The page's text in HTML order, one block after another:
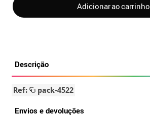
Adicionar ao carrinho
Descrição
Ref: pack-4522
Envios e devoluções